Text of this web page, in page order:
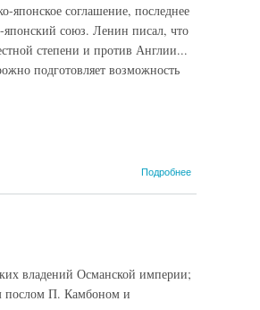
соглашение, последнее
японский союз. Ленин писал, что
степени и против Англии...
подготовляет возможность
Подробнее
соглашение
владений Османской империи;
послом П. Камбоном и